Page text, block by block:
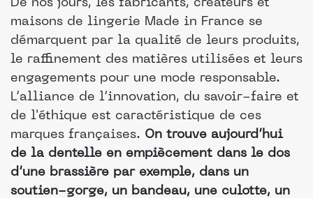
De nos jours, les fabricants, créateurs et
maisons de lingerie Made in France se
démarquent par la qualité de leurs produits,
le raffinement des matières utilisées et leurs
engagements pour une mode responsable.
L’alliance de l’innovation, du savoir-faire et
de l'éthique est caractéristique de ces
marques françaises. On trouve aujourd’hui
de la dentelle en empiècement dans le dos
d’une brassière par exemple, dans un
soutien-gorge, un bandeau, une culotte, un